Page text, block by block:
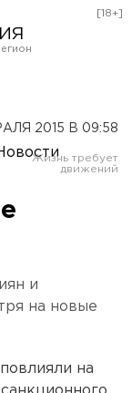
[18+]
2015 В 09:58
и
на новые
на